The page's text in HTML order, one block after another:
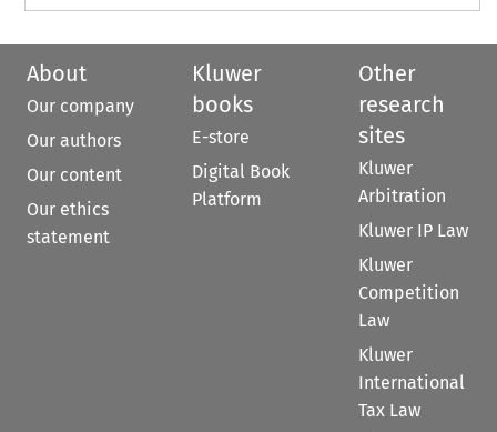
About
Our company
Our authors
Our content
Our ethics
statement
Kluwer
books
E-store
Digital Book
Platform
Other
research
sites
Kluwer
Arbitration
Kluwer IP Law
Kluwer
Competition
Law
Kluwer
International
Tax Law